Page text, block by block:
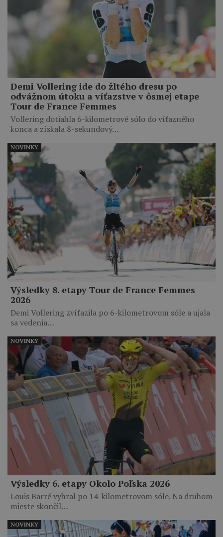
Demi Vollering ide do žltého dresu po
odvážnom útoku a víťazstve v ôsmej etape
Tour de France Femmes
Vollering dotiahla 6-kilometrové sólo do víťazného
konca a získala 8-sekundový…
Výsledky 8. etapy Tour de France Femmes
2026
Demi Vollering zvíťazila po 6-kilometrovom sóle a ujala
sa vedenia…
NOVINKY
Výsledky 6. etapy Okolo Poľska 2026
Louis Barré vyhral po 14-kilometrovom sóle. Na druhom
mieste skončil…
NOVINKY
NOVINKY